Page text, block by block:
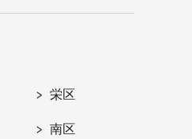
栄区
南区